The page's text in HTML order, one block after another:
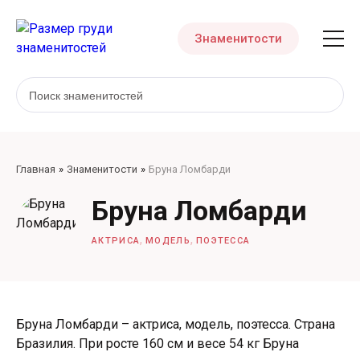
Знаменитости
Главная Знаменитости Бруна Ломбарди
Бруна Ломбарди
АКТРИСА,МОДЕЛЬ , ПОЭТЕССА
Бруна Ломбарди – актриса, модель, поэтесса. Страна
Бразилия. При росте 160 см и весе 54 кг Бруна